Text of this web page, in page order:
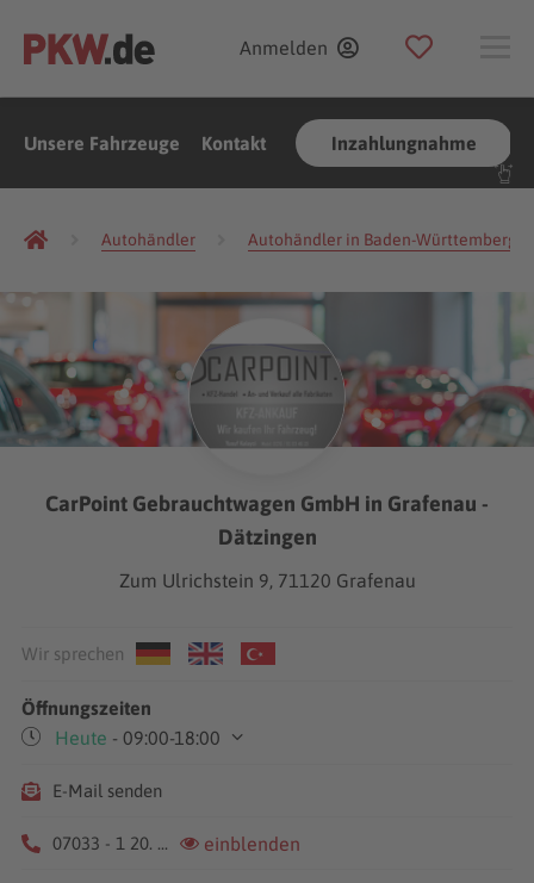
Anmelden
Unsere Fahrzeuge Kontakt Inzahlungnahme
Autohändler Autohändler in Baden-Württemberg
(Foto:voyata/Shutterstock.com
CarPoint Gebrauchtwagen GmbH in Grafenau -
Dätzingen
Zum Ulrichstein 9, 71120 Grafenau
Wir sprechen
Öffnungszeiten
Heute - 09:00-18:00
E-Mail senden
07033 - 1 20. ... einblenden